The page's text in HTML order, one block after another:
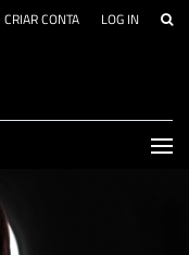
CRIAR CONTA LOG IN